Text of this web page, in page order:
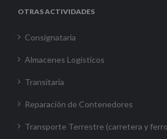
OTRAS ACTIVIDADES
Consignataria
Almacenes Logísticos
Transitaria
Reparación de Contenedores
Transporte Terrestre (carretera y